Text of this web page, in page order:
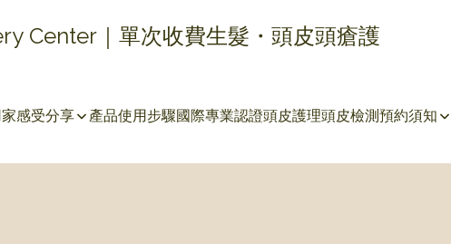
Center｜單次收費生髮・頭皮頭瘡護
感受分享 產品使用步驟國際專業認證頭皮護理頭皮檢測預約須知